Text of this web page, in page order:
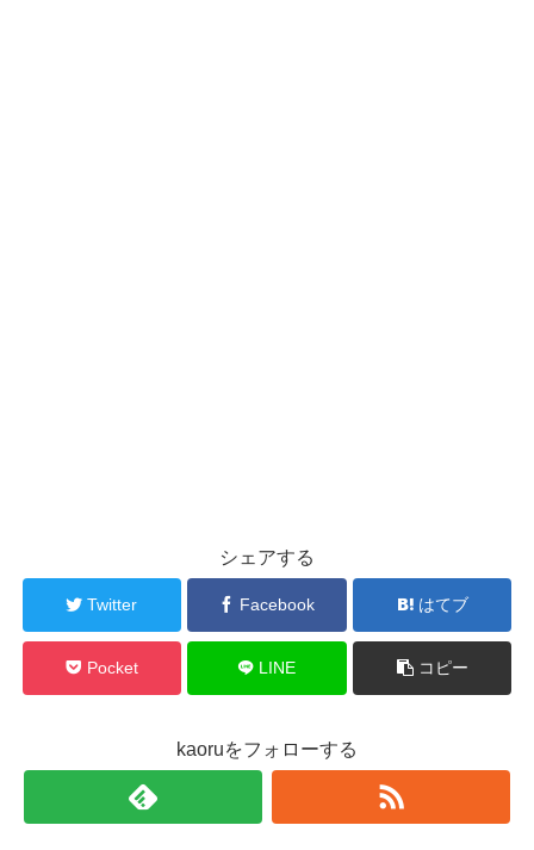
シェアする
Twitter Facebook はてブ
Pocket LINE コピー
kaoruをフォローする